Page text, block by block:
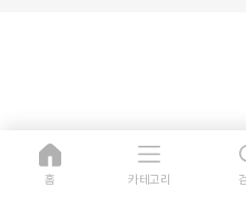
홈 카테고리